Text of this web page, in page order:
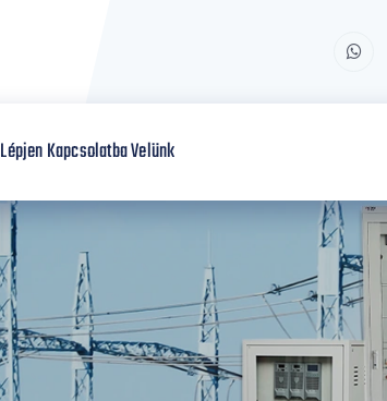
Lépjen Kapcsolatba Velünk